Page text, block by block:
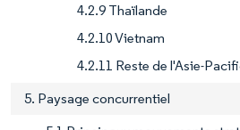
4.2.9 Thaïlande
4.2.10 Vietnam
4.2.11 Reste de l'Asie-
5. Paysage concurrentiel